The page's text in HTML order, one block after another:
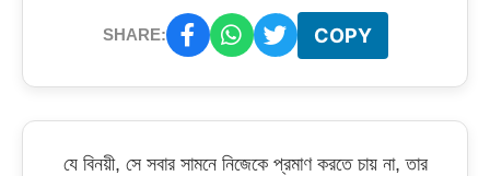
SHARE: COPY
যে বিনয়ী, সে সবার সামনে নিজেকে প্রমাণ করতে চায় না, তার